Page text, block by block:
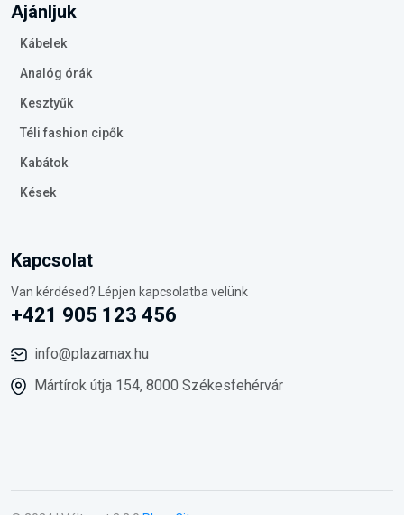
Ajánljuk
Kábelek
Analóg órák
Kesztyűk
Téli fashion cipők
Kabátok
Kések
Kapcsolat
Van kérdésed? Lépjen kapcsolatba velünk
+421 905 123 456
info@plazamax.hu
Mártírok útja 154, 8000 Székesfehérvár